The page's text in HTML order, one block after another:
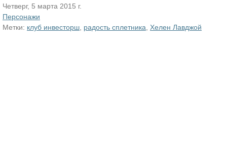
Четверг, 5 марта 2015 г.
Персонажи
Метки: клуб инвесторш радость сплетника Хелен Лавджой